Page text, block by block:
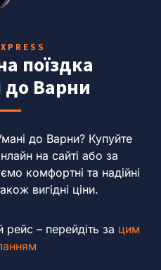
поїздка
до Варни
до Варни? Купуйте
на сайті або за
комфортні та надійні
вигідні ціни.
– перейдіть за цим